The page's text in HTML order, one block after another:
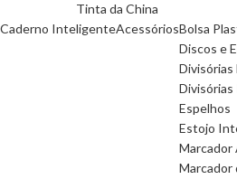
Tinta da China
Caderno InteligenteAcessóriosBolsa
Discos e
Divisórias
Divisórias
Espelhos
Estojo
Marcador